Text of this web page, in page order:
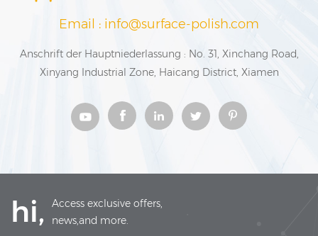
Email : info@surface-polish.com
Anschrift der Hauptniederlassung : No. 31, Xinchang Road,
Xinyang Industrial Zone, Haicang District, Xiamen
hi,
Access exclusive offers,
news,and more.